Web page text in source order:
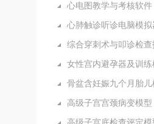
心电图教学与考核软件
女性宫内避孕器及训练
骨盆含妊娠九个月胎儿
高级子宫宫颈病变模型